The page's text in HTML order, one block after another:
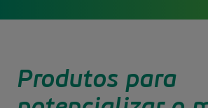
Produtos para